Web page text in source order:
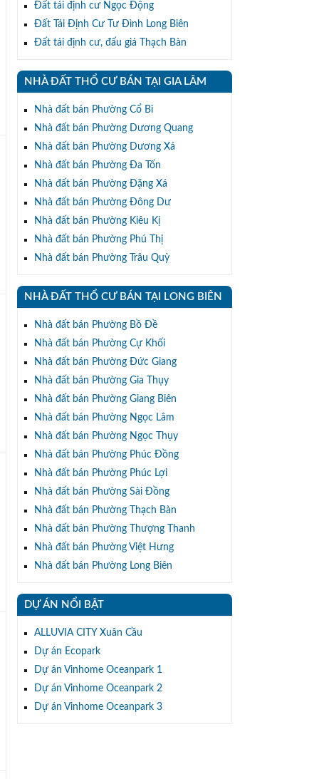
Đất tái định cư Ngọc Động
Đất Tái Định Cư Tư Đình Long Biên
Đất tái định cư, đấu giá Thạch Bàn
NHÀ ĐẤT THỔ CƯ BÁN TẠI GIA LÂM
Nhà đất bán Phường Cổ Bi
Nhà đất bán Phường Dương Quang
Nhà đất bán Phường Dương Xá
Nhà đất bán Phường Đa Tốn
Nhà đất bán Phường Đặng Xá
Nhà đất bán Phường Đông Dư
Nhà đất bán Phường Kiêu Kị
Nhà đất bán Phường Phú Thị
Nhà đất bán Phường Trâu Quỳ
NHÀ ĐẤT THỔ CƯ BÁN TẠI LONG BIÊN
Nhà đất bán Phường Bồ Đề
Nhà đất bán Phường Cự Khối
Nhà đất bán Phường Đức Giang
Nhà đất bán Phường Gia Thụy
Nhà đất bán Phường Giang Biên
Nhà đất bán Phường Ngọc Lâm
Nhà đất bán Phường Ngọc Thụy
Nhà đất bán Phường Phúc Đồng
Nhà đất bán Phường Phúc Lợi
Nhà đất bán Phường Sài Đồng
Nhà đất bán Phường Thạch Bàn
Nhà đất bán Phường Thượng Thanh
Nhà đất bán Phường Việt Hưng
Nhà đất bán Phường Long Biên
DỰ ÁN NỔI BẬT
ALLUVIA CITY Xuân Cầu
Dự án Ecopark
Dự án Vinhome Oceanpark 1
Dự án Vinhome Oceanpark 2
Dự án Vinhome Oceanpark 3